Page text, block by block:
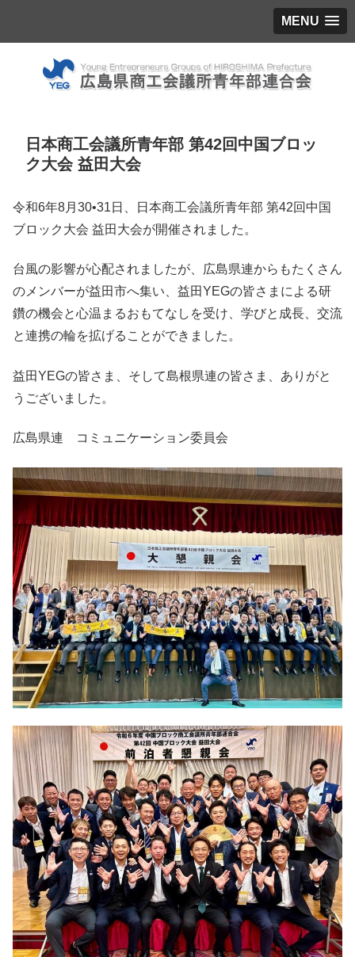
MENU
日本商工会議所青年部 第42回中国ブロッ
ク大会 益田大会
令和6年8月30•31日、日本商工会議所青年部 第42回中国
ブロック大会 益田大会が開催されました。
台風の影響が心配されましたが、広島県連からもたくさん
のメンバーが益田市へ集い、益田YEGの皆さまによる研
鑽の機会と心温まるおもてなしを受け、学びと成長、交流
と連携の輪を拡げることができました。
益田YEGの皆さま、そして島根県連の皆さま、ありがと
うございました。
広島県連 コミュニケーション委員会